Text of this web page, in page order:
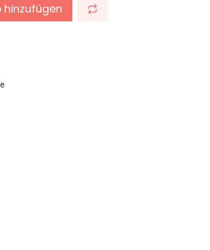
hinzufügen